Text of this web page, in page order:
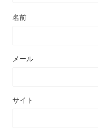
名前
メール
サイト